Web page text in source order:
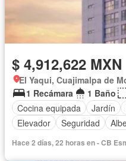
$ 4,912,622 MXN
El Yaqui, Cuajimalpa de
1 Recámara
1 Baño
Cocina equipada
Jardín
Elevador
Seguridad
Hace 2 días, 22 horas en - CB